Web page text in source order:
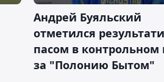
Андрей Буяльский
отметился
пасом в контрольном
за "Полонию Бытом"